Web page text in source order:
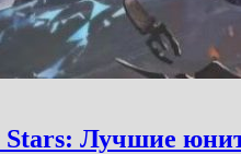
Лучшие